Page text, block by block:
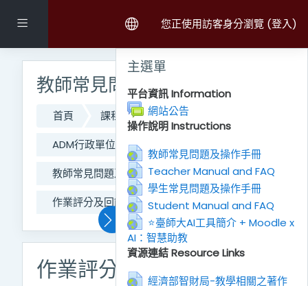
側板 您正使用訪客身分瀏覽 (登入)
教師常見問題及操作手冊
首頁 課程
111學年度第二學期課程
ADM行政單位
教師常見問題及操作手冊
置頂區
作業評分及回饋
作業評分及回饋
主選單
平台資訊 Information
網站公告
操作說明 Instructions
教師常見問題及操作手冊
Teacher Manual and FAQ
學生常見問題及操作手冊
Student Manual and FAQ
⭐臺師大AI工具簡介 + Moodle x
AI：智慧助教
資源連結 Resource Links
經濟部智財局-教學相關之著作